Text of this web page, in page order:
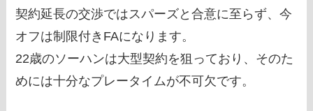
契約延長の交渉ではスパーズと合意に至らず、今
オフは制限付きFAになります。
22歳のソーハンは大型契約を狙っており、そのた
めには十分なプレータイムが不可欠です。